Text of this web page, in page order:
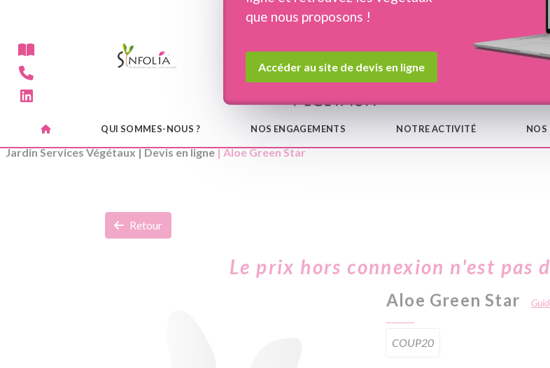
Devis en
QUI SOMMES-NOUS ? NOS ENGAGEMENTS NOTRE ACTIVITÉ NOS
que nous proposons !
Accéder au site de devis en ligne
Jardin Services Végétaux|Devis en ligne| Aloe Green Star
Retour
Le prix hors connexion n'est pas
Aloe Green Star
COUP20